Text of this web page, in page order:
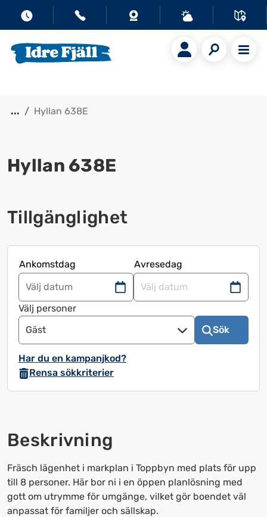
... Hyllan 638E
Hyllan 638E
Tillgänglighet
Ankomstdag
Avresedag
Navigera
framåt
för
att
kalendern
och
välja
Tryck
på
frågetecknet
för
att
få
Navigera
välja
frågetecknet
för
att
få
Välj personer
Gäst
Sök
Har du en kampanjkod?
Rensa sökkriterier
Beskrivning
Fräsch lägenhet i markplan i Toppbyn med plats för upp
till 8 personer. Här bor ni i en öppen planlösning med
gott om utrymme för umgänge, vilket gör boendet väl
anpassat för familjer och sällskap.